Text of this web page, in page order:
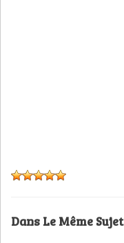
Dans Le Même Sujet